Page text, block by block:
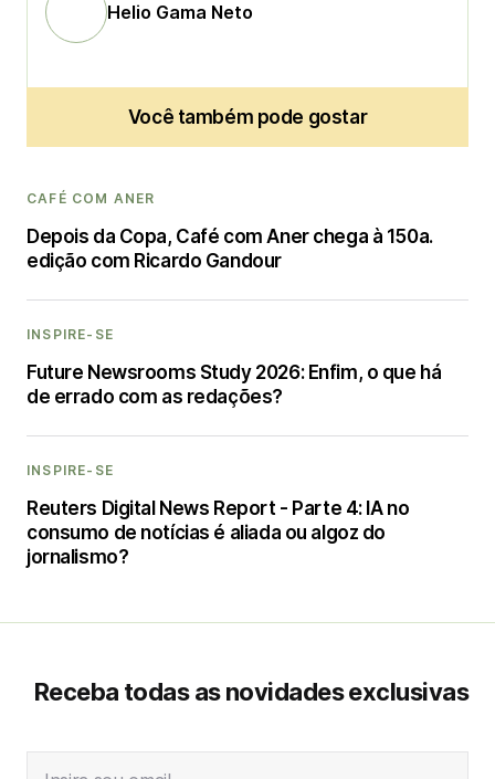
Helio Gama Neto
Você também pode gostar
CAFÉ COM ANER
Depois da Copa, Café com Aner chega à 150a.
edição com Ricardo Gandour
INSPIRE-SE
Future Newsrooms Study 2026: Enfim, o que há
de errado com as redações?
INSPIRE-SE
Reuters Digital News Report - Parte 4: IA no
consumo de notícias é aliada ou algoz do
jornalismo?
Receba todas as novidades exclusivas